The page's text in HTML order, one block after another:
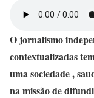
O jornalismo
contextualizadas
uma sociedade ,
na missão de